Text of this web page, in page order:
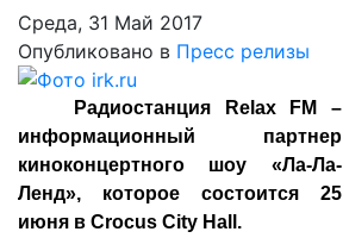
Среда, 31 Май 2017
Опубликовано в Пресс релизы
Радиостанция Relax FM –
информационный партнер
киноконцертного шоу «Ла-Ла-
Ленд», которое состоится 25
июня в Crocus City Hall .